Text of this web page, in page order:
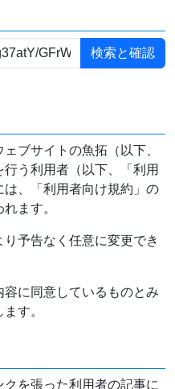
ブサイトの魚拓（以下、
行う利用者（以下、「利用
、「利用者向け規約」の
ます。
予告なく任意に変更でき
に同意しているものとみ
す。
を張った利用者の記事に